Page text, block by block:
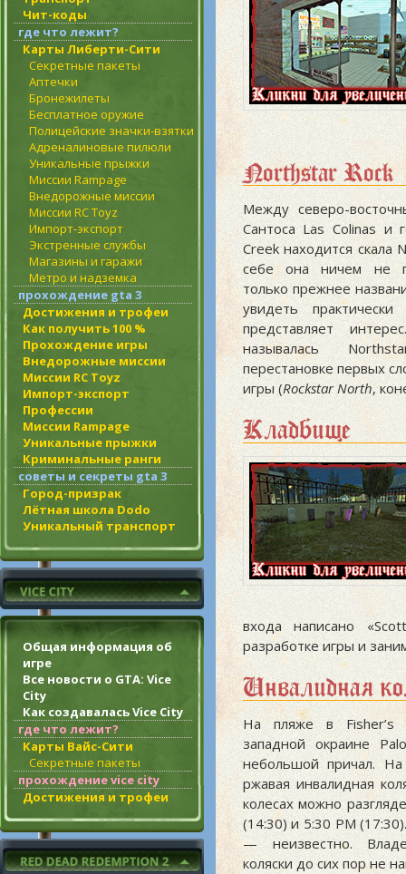
Чит-коды
где что лежит?
Карты Либерти-Сити
Секретные пакеты
Аптечки
Бронежилеты
Бесплатное оружие
Полицейские значки-взятки
Адреналиновые пилюли
Уникальные прыжки
Миссии Rampage
Внедорожные миссии
Миссии RC Toyz
Импорт-экспорт
Экстренные службы
Магазины и гаражи
Метро и надземка
прохождение gta 3
Достижения и трофеи
Как получить 100 %
Прохождение игры
Внедорожные миссии
Миссии RC Toyz
Импорт-экспорт
Профессии
Миссии Rampage
Уникальные прыжки
Криминальные ранги
советы и секреты gta 3
Город-призрак
Лётная школа Dodo
Уникальный транспорт
Общая информация об
игре
Все новости о GTA: Vice
City
Как создавалась Vice City
где что лежит?
Карты Вайс-Сити
Секретные пакеты
прохождение vice city
Достижения и трофеи
Northstar Rock
Между северо-
Сантоса Las Colinas и
Creek находится скала
себе она ничем не
только прежнее
увидеть
представляет
называлась
перестановке первых
игры (Rockstar North,
Кладбище
входа написано
разработке игры и
Инвалидная
На пляже в Fisher’s
западной окраине
небольшой причал.
ржавая инвалидная
колесах можно
(14:30) и 5:30 PM
— неизвестно.
коляски до сих пор не